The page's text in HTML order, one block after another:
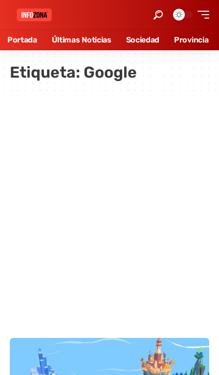
Portada Últimas Noticias Sociedad Provincia
Etiqueta: Google